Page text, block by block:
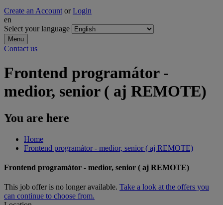
Create an Account or Login
en
Select your language
Menu
Contact us
Frontend programátor -
medior, senior ( aj REMOTE)
You are here
Home
Frontend programátor - medior, senior ( aj REMOTE)
Frontend programátor - medior, senior ( aj REMOTE)
This job offer is no longer available. Take a look at the offers you
can continue to choose from.